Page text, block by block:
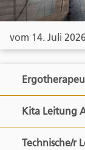
vom 14. Juli